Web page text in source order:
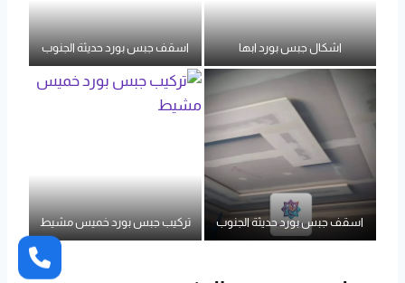
اشكال جبس بورد ابها اسقف جبس بورد حديثة الجنوب
اسقف جبس بورد حديثة الجنوب تركيب جبس بورد خميس مشيط